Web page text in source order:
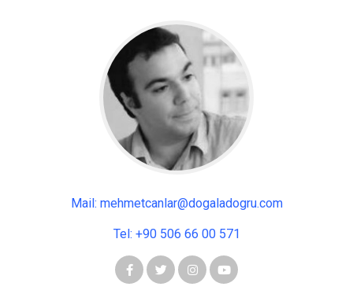
Mail: mehmetcanlar@dogaladogru.com
Tel: +90 506 66 00 571